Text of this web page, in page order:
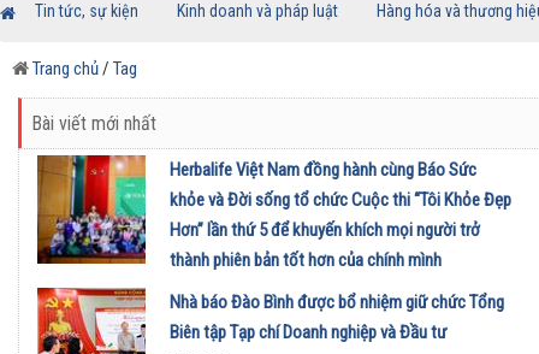
Tin tức, sự kiện Kinh doanh và pháp luật Hàng hóa và thương
Trang chủ/ Tag
Bài viết mới nhất
Herbalife Việt Nam đồng hành cùng Báo Sức
khỏe và Đời sống tổ chức Cuộc thi “Tôi Khỏe Đẹp
Hơn” lần thứ 5 để khuyến khích mọi người trở
thành phiên bản tốt hơn của chính mình
01/08/2026
Nhà báo Đào Bình được bổ nhiệm giữ chức Tổng
Biên tập Tạp chí Doanh nghiệp và Đầu tư